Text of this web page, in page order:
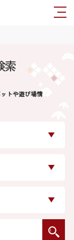
索
トや遊び場情